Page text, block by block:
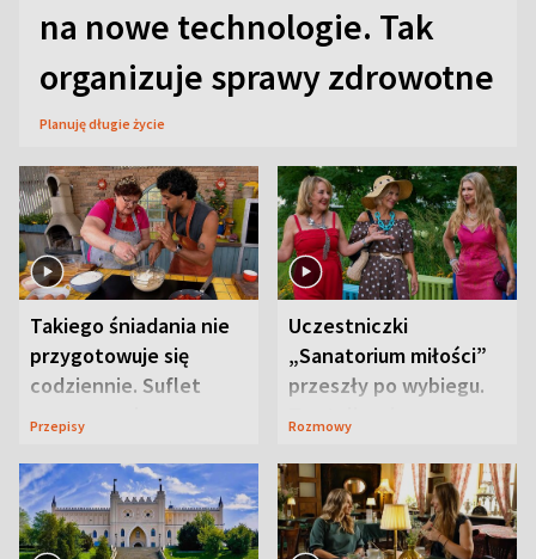
na nowe technologie. Tak
organizuje sprawy zdrowotne
Planuję długie życie
Takiego śniadania nie
przygotowuje się
codziennie. Suflet
serowy zachwyca
Przepisy
Uczestniczki
„Sanatorium miłości”
przeszły po wybiegu.
Te stylizacje
Rozmowy